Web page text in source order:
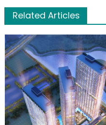
Related Articles